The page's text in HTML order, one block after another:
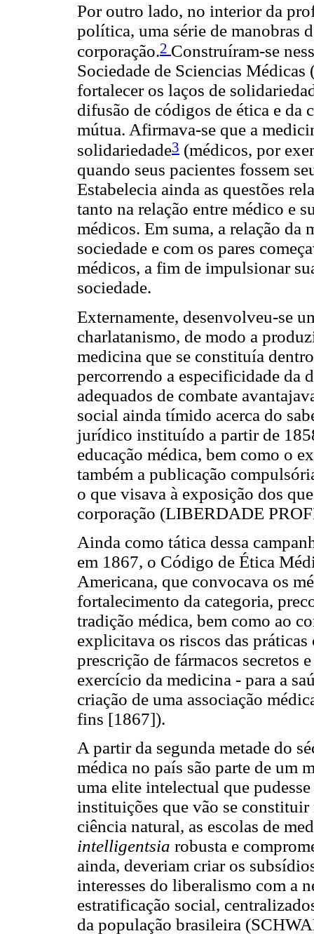
Por outro lado, no interior da
política, uma série de manobras
corporação.2 Construíram-se
Sociedade de Sciencias
fortalecer os laços de
difusão de códigos de ética e da
mútua. Afirmava-se que a
solidariedade3 (médicos, por
quando seus pacientes fossem
Estabelecia ainda as questões
tanto na relação entre médico e
médicos. Em suma, a relação
sociedade e com os pares
médicos, a fim de impulsionar
sociedade.
Externamente, desenvolveu-se
charlatanismo, de modo a
medicina que se constituía
percorrendo a especificidade da
adequados de combate
social ainda tímido acerca do
jurídico instituído a partir de
educação médica, bem como o
também a publicação
o que visava à exposição dos
corporação (LIBERDADE
Ainda como tática dessa
em 1867, o Código de Ética
Americana, que convocava os
fortalecimento da categoria,
tradição médica, bem como ao
explicitava os riscos das
prescrição de fármacos secretos
exercício da medicina - para a
criação de uma associação
fins [1867]).
A partir da segunda metade do
médica no país são parte de um
uma elite intelectual que
instituições que vão se
ciência natural, as escolas de
intelligentsia robusta e
ainda, deveriam criar os
interesses do liberalismo com a
estratificação social,
da população brasileira